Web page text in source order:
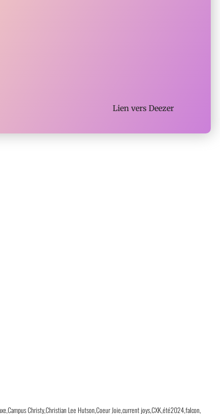
Lien versDeezer
Campus ChristyChristian Lee HutsonCoeur Joiecurrent joysCXKété2024falcon